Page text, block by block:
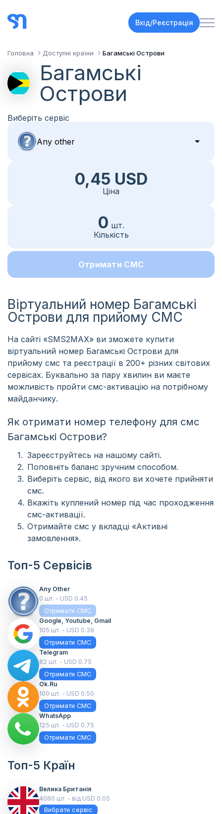
Вхід/Реєстрація
Головна Доступні країни Багамські Острови
Багамські
Острови
Виберіть сервіс
0,45 USD
Ціна
0 шт.
Кількість
Отримати СМС
Віртуальний номер Багамські
Острови для прийому СМС
На сайті «SMS2MAX» ви зможете купити
віртуальний номер Багамські Острови для
прийому смс та реєстрації в 200+ різних світових
сервісах. Буквально за пару хвилин ви маєте
можливість пройти смс-активацію на потрібному
майданчику.
Як отримати номер телефону для смс
Багамські Острови?
Зареєструйтесь на нашому сайті.
Поповніть баланс зручним способом.
Виберіть сервіс, від якого ви хочете прийняти
смс.
Вкажіть куплений номер під час проходження
смс-активації.
Отримайте смс у вкладці «Активні
замовлення».
Топ-5 Сервісів
Any Other
0 шт. - USD 0.45
Отримати СМС
Google, Youtube, Gmail
105 шт. - USD 0.39
Отримати СМС
Telegram
82 шт. - USD 0.75
Отримати СМС
Ok.ru
100 шт. - USD 0.50
Отримати СМС
WhatsApp
125 шт. - USD 0.75
Отримати СМС
Топ-5 Країн
Велика Британія
4060 шт. - від USD 0.05
Вибрати сервіс